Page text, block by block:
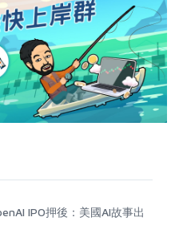
IPO押後：美國AI故事出